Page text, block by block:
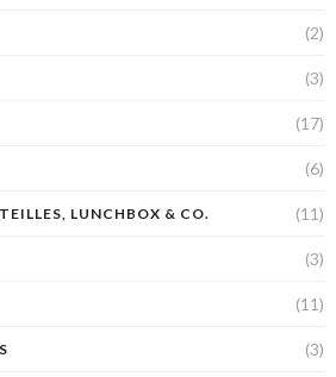
(2)
(3)
(17)
(6)
LUNCHBOX & CO. (11)
(3)
(11)
(3)